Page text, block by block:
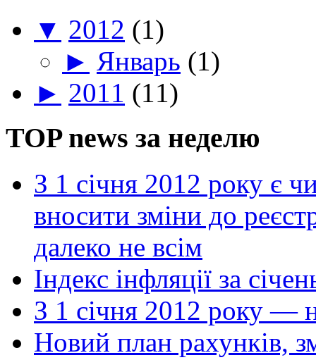
▼ 2012 (1)
► Январь (1)
► 2011 (11)
TOP news за неделю
З 1 січня 2012 року є
вносити зміни до
далеко не всім
Індекс інфляції за
З 1 січня 2012 року —
Новий план рахунків,